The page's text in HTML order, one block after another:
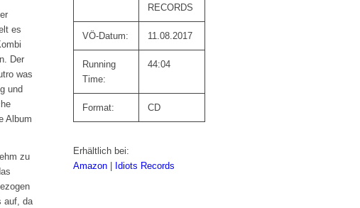
es
Der
was
und
Album
zu
auf, da
RECORDS
VÖ-Datum: 11.08.2017
Running
Time:
44:04
Format: CD
Erhältlich bei:
Amazon
Idiots Records